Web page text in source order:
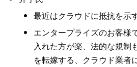
最近はクラウドに抵抗を示
エンタープライズのお客様
入れた方が楽、法的な規制
を転嫁する、クラウド業者